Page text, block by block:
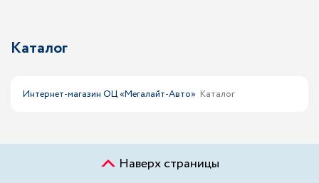
Каталог
Интернет-магазин ОЦ «Мегалайт-Авто» Каталог
Наверх страницы